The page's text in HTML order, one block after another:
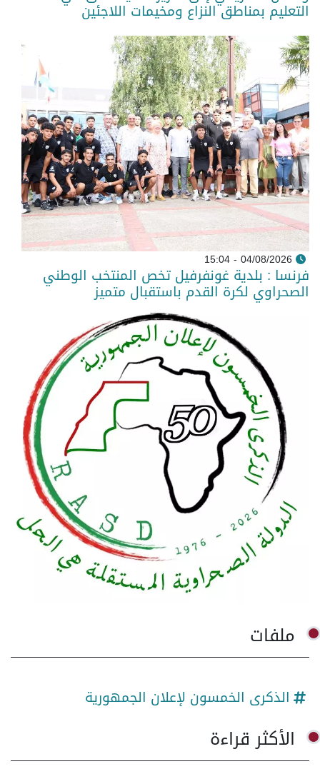
التعليم بمناطق النزاع ومخيمات اللاجئين
04/08/2026 - 15:04
فرنسا : بلدية غونفرفيل تخص المنتخب الوطني
الصحراوي لكرة القدم باستقبال متميز
ملفات
الذكرى الخمسون لإعلان الجمهورية
الأكثر قراءة